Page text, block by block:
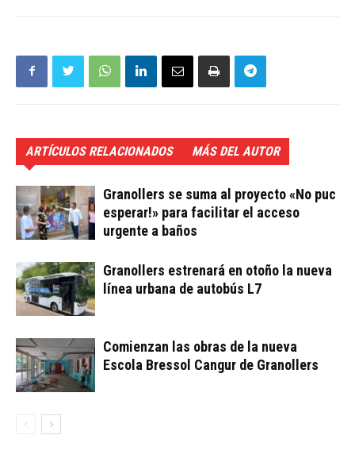
ARTÍCULOS RELACIONADOS MÁS DEL AUTOR
Granollers se suma al proyecto «No puc
esperar!» para facilitar el acceso
urgente a baños
Granollers estrenará en otoño la nueva
línea urbana de autobús L7
Comienzan las obras de la nueva
Escola Bressol Cangur de Granollers